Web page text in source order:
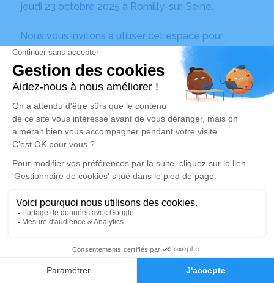
Faire-part Hommages
jeudi 23 octobre 2025 à Romilly-sur-Seine.
Nous vous invitons à utiliser cet espace pour
laisser vos condoléances, partager des photos
souvenirs, une anecdote ou exprimer vos pensées
à travers des poèmes ou des textes. Cet endroit
est un lieu d'expression dédié à honorer la
mémoire de Lydie BOYER.
Un service de plantation d’arbre hommage est
disponible ici
Cérémonie religieuse
Église Saint Sulpice et Saint Antoine de
Clesles